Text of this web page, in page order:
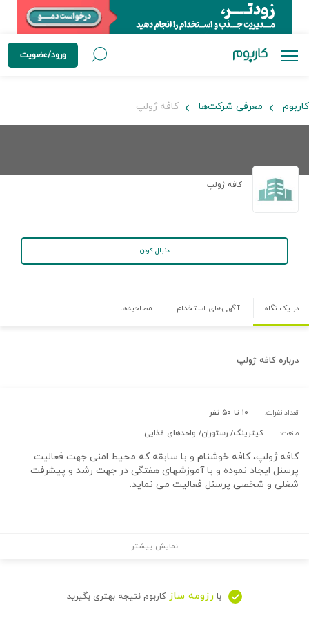
ورود/عضویت
کاربوم معرفی شرکت‌ها کافه ژولپ
کافه ژولپ
دنبال کردن
در یک نگاه آگهی‌های استخدام مصاحبه‌ها
درباره کافه ژولپ
تعداد نفرات: ۱۰ تا ۵۰ نفر
صنعت: کیترینگ/ رستوران/ واحدهای غذایی
کافه ژولپ، کافه خوشنام و با سابقه که محیط امنی جهت فعالیت
پرسنل ایجاد نموده و با آموزشهای هفتگی در جهت رشد و پیشرفت
شغلی و شخصی پرسنل فعالیت می نماید.
نمایش بیشتر
با رزومه ساز کاربوم نتیجه بهتری بگیرید